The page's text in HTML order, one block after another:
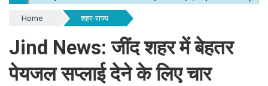
Home शहर-राज्य
Jind News: जींद शहर में बेहतर
पेयजल सप्लाई देने के लिए चार